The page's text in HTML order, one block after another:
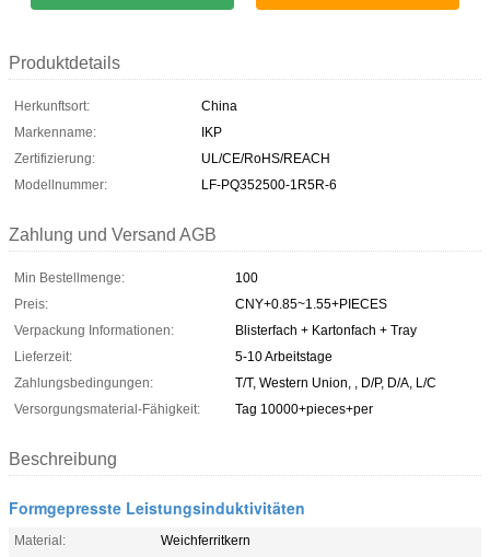
Produktdetails
Herkunftsort:
China
Markenname:
IKP
Zertifizierung:
UL/CE/RoHS/REACH
Modellnummer:
LF-PQ352500-1R5R-6
Zahlung und Versand AGB
Min Bestellmenge:
100
Preis:
CNY+0.85~1.55+PIECES
Verpackung Informationen:
Blisterfach + Kartonfach + Tray
Lieferzeit:
5-10 Arbeitstage
Zahlungsbedingungen:
T/T, Western Union, , D/P, D/A, L/C
Versorgungsmaterial-Fähigkeit:
Tag 10000+pieces+per
Beschreibung
Formgepresste Leistungsinduktivitäten
Material:
Weichferritkern